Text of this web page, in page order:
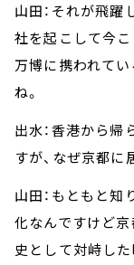
山田：それが飛躍
社を起こして今
万博に携われて
ね。
出水：香港から
すが、なぜ京都
山田：もともと知
化なんですけど
史として対峙し